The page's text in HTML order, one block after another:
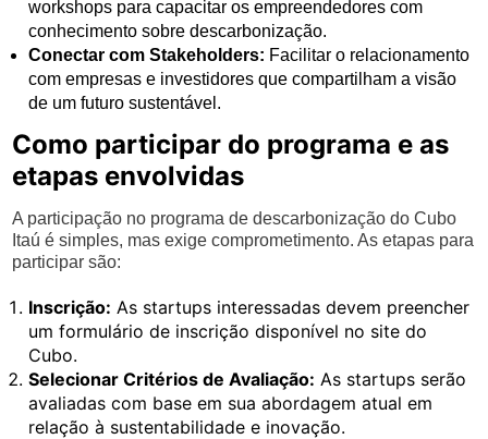
workshops para capacitar os empreendedores com
conhecimento sobre descarbonização.
Conectar com Stakeholders: Facilitar o relacionamento
com empresas e investidores que compartilham a visão
de um futuro sustentável.
Como participar do programa e as
etapas envolvidas
A participação no programa de descarbonização do Cubo
Itaú é simples, mas exige comprometimento. As etapas para
participar são:
Inscrição: As startups interessadas devem preencher
um formulário de inscrição disponível no site do
Cubo.
Selecionar Critérios de Avaliação: As startups serão
avaliadas com base em sua abordagem atual em
relação à sustentabilidade e inovação.